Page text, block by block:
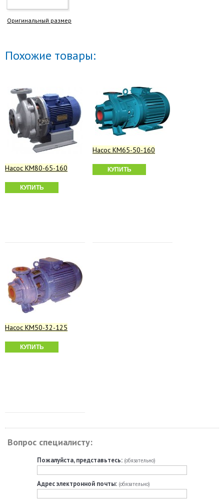
Оригинальный размер
Похожие товары:
Насос КМ80-65-160
КУПИТЬ
Насос КМ65-50-160
КУПИТЬ
Насос КМ50-32-125
КУПИТЬ
Вопрос специалисту:
Пожалуйста, представьтесь: (обязательно)
Адрес электронной почты: (обязательно)